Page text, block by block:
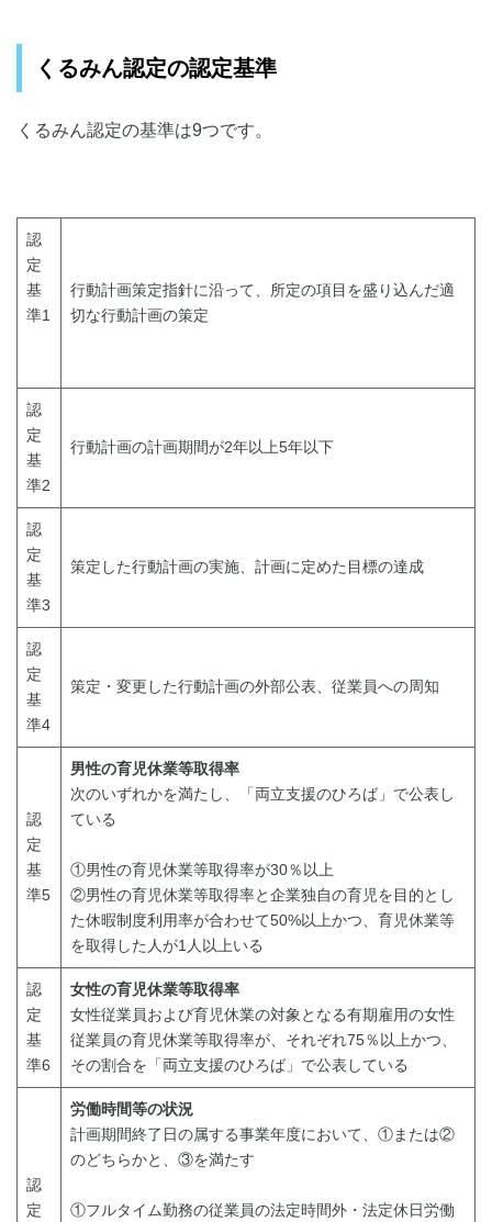
くるみん認定の認定基準
くるみん認定の基準は9つです。
認
定
基
準1
行動計画策定指針に沿って、所定の項目を盛り込んだ適
切な行動計画の策定
認
定
基
準2
行動計画の計画期間が2年以上5年以下
認
定
基
準3
策定した行動計画の実施、計画に定めた目標の達成
認
定
基
準4
策定・変更した行動計画の外部公表、従業員への周知
認
定
基
準5
男性の育児休業等取得率
次のいずれかを満たし、「両立支援のひろば」で公表し
ている
①男性の育児休業等取得率が30％以上
②男性の育児休業等取得率と企業独自の育児を目的とし
た休暇制度利用率が合わせて50%以上かつ、育児休業等
を取得した人が1人以上いる
認
定
基
準6
女性の育児休業等取得率
女性従業員および育児休業の対象となる有期雇用の女性
従業員の育児休業等取得率が、それぞれ75％以上かつ、
その割合を「両立支援のひろば」で公表している
認
定
労働時間等の状況
計画期間終了日の属する事業年度において、①または②
のどちらかと、③を満たす
①フルタイム勤務の従業員の法定時間外・法定休日労働